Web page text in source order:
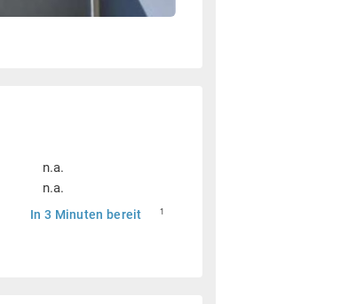
n.a.
n.a.
In 3 Minuten bereit 1